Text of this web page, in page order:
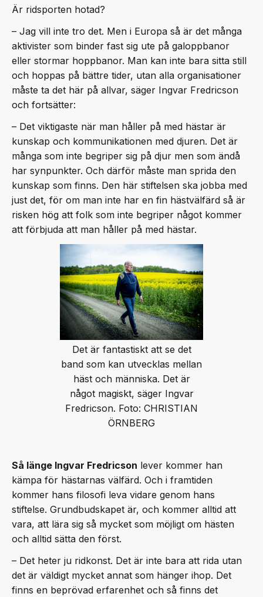
Är ridsporten hotad?
– Jag vill inte tro det. Men i Europa så är det många
aktivister som binder fast sig ute på galoppbanor
eller stormar hoppbanor. Man kan inte bara sitta still
och hoppas på bättre tider, utan alla organisationer
måste ta det här på allvar, säger Ingvar Fredricson
och fortsätter:
– Det viktigaste när man håller på med hästar är
kunskap och kommunikationen med djuren. Det är
många som inte begriper sig på djur men som ändå
har synpunkter. Och därför måste man sprida den
kunskap som finns. Den här stiftelsen ska jobba med
just det, för om man inte har en fin hästvälfärd så är
risken hög att folk som inte begriper något kommer
att förbjuda att man håller på med hästar.
Det är fantastiskt att se det
band som kan utvecklas mellan
häst och människa. Det är
något magiskt, säger Ingvar
Fredricson. Foto: CHRISTIAN
ÖRNBERG
Så länge Ingvar Fredricson lever kommer han
kämpa för hästarnas välfärd. Och i framtiden
kommer hans filosofi leva vidare genom hans
stiftelse. Grundbudskapet är, och kommer alltid att
vara, att lära sig så mycket som möjligt om hästen
och alltid sätta den först.
– Det heter ju ridkonst. Det är inte bara att rida utan
det är väldigt mycket annat som hänger ihop. Det
finns en beprövad erfarenhet och så finns det